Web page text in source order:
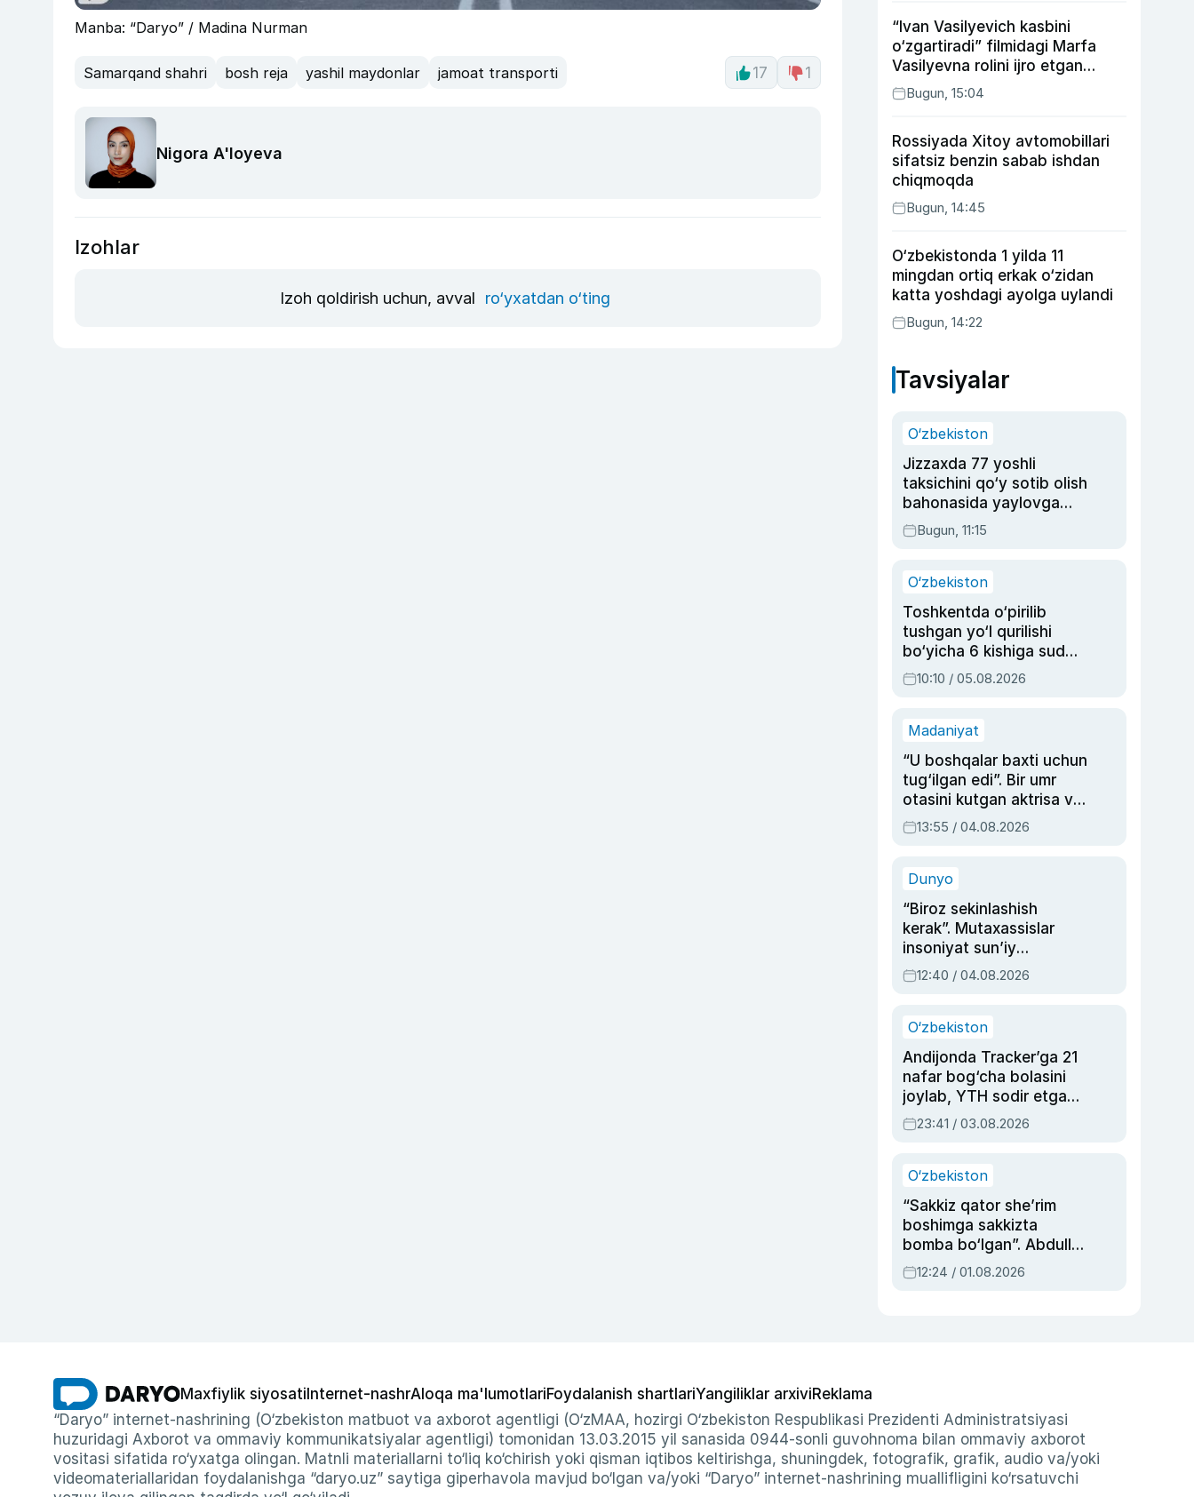
Manba: “Daryo” / Madina Nurman
Samarqand shahri bosh reja yashil maydonlar jamoat transporti 17 1
Nigora A'loyeva
Izohlar
Izoh qoldirish uchun, avval ro‘yxatdan o‘ting
“Ivan Vasilyevich kasbini
o‘zgartiradi” filmidagi Marfa
Vasilyevna rolini ijro etgan
aktrisaning taqdiri qanday
kechdi?
Bugun, 15:04
Rossiyada Xitoy avtomobillari
sifatsiz benzin sabab ishdan
chiqmoqda
Bugun, 14:45
O‘zbekistonda 1 yilda 11
mingdan ortiq erkak o‘zidan
katta yoshdagi ayolga uylandi
Bugun, 14:22
Tavsiyalar
O‘zbekiston
Jizzaxda 77 yoshli
taksichini qo‘y sotib olish
bahonasida yaylovga
olib borib o‘ldirgan yigit
20 yilga qamaldi
Bugun, 11:15
O‘zbekiston
Toshkentda o‘pirilib
tushgan yo‘l qurilishi
bo‘yicha 6 kishiga sud
hukmi o‘qildi
10:10 / 05.08.2026
Madaniyat
“U boshqalar baxti uchun
tug‘ilgan edi”. Bir umr
otasini kutgan aktrisa va
dublyaj ustasi Rimma
Ahmedovaning
13:55 / 04.08.2026
Dunyo
“Biroz sekinlashish
kerak”. Mutaxassislar
insoniyat sun’iy
intellektni boshqara
olmay qolishidan xavotir
12:40 / 04.08.2026
O‘zbekiston
Andijonda Tracker’ga 21
nafar bog‘cha bolasini
joylab, YTH sodir etgan
ayolga sud hukmi o‘qildi
23:41 / 03.08.2026
O‘zbekiston
“Sakkiz qator she’rim
boshimga sakkizta
bomba bo‘lgan”. Abdulla
Oripovni siyosiy
ayblovlardan asrab
12:24 / 01.08.2026
Maxfiylik siyosati Internet-nashrAloqa ma'lumotlariFoydalanish shartlariYangiliklar arxiviReklama
“Daryo” internet-nashrining (O‘zbekiston matbuot va axborot agentligi (O‘zMAA, hozirgi O‘zbekiston Respublikasi Prezidenti Administratsiyasi
huzuridagi Axborot va ommaviy kommunikatsiyalar agentligi) tomonidan 13.03.2015 yil sanasida 0944-sonli guvohnoma bilan ommaviy axborot
vositasi sifatida ro‘yxatga olingan. Matnli materiallarni to‘liq ko‘chirish yoki qisman iqtibos keltirishga, shuningdek, fotografik, grafik, audio va/yoki
videomateriallaridan foydalanishga “daryo.uz” saytiga giperhavola mavjud bo‘lgan va/yoki “Daryo” internet-nashrining muallifligini ko‘rsatuvchi